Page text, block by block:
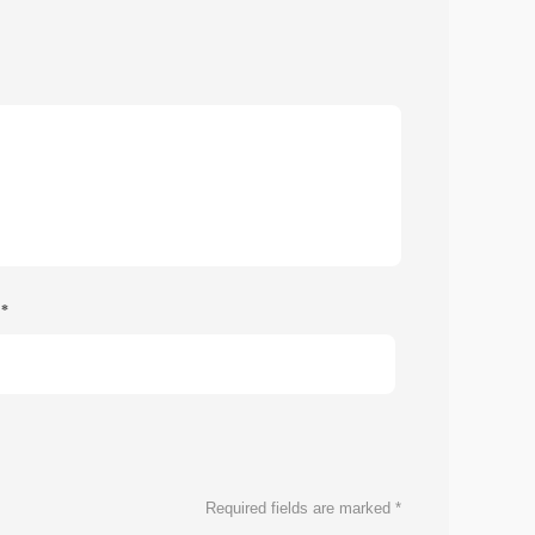
*
Required fields are marked *